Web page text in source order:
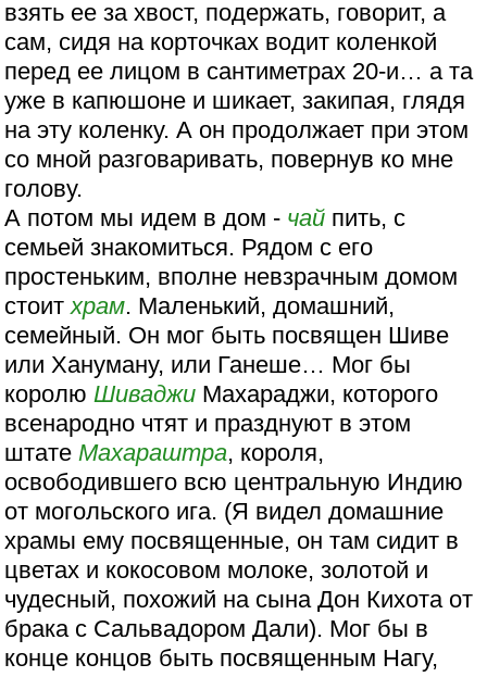
взять ее за хвост, подержать, говорит, а
сам, сидя на корточках водит коленкой
перед ее лицом в сантиметрах 20-и… а та
уже в капюшоне и шикает, закипая, глядя
на эту коленку. А он продолжает при этом
со мной разговаривать, повернув ко мне
голову.
А потом мы идем в дом - чай пить, с
семьей знакомиться. Рядом с его
простеньким, вполне невзрачным домом
стоитхрам. Маленький, домашний,
семейный. Он мог быть посвящен Шиве
или Хануману, или Ганеше… Мог бы
королю Шиваджи Махараджи, которого
всенародно чтят и празднуют в этом
штате Махараштра, короля,
освободившего всю центральную Индию
от могольского ига. (Я видел домашние
храмы ему посвященные, он там сидит в
цветах и кокосовом молоке, золотой и
чудесный, похожий на сына Дон Кихота от
брака с Сальвадором Дали). Мог бы в
конце концов быть посвященным Нагу,